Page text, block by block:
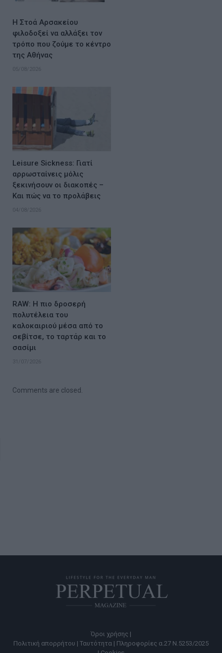
Η Στοά Αρσακείου
φιλοδοξεί να αλλάξει τον
τρόπο που ζούμε το κέντρο
της Αθήνας
05/08/2026
Leisure Sickness: Γιατί
αρρωσταίνεις μόλις
ξεκινήσουν οι διακοπές –
Και πώς να το προλάβεις
04/08/2026
RAW: Η πιο δροσερή
πολυτέλεια του
καλοκαιριού μέσα από το
σεβίτσε, το ταρτάρ και το
σασίμι
31/07/2026
Comments are closed.
Όροι χρήσης |
Πολιτική απορρήτου | Ταυτότητα | Πληροφορίες α.27 Ν.5253/2025